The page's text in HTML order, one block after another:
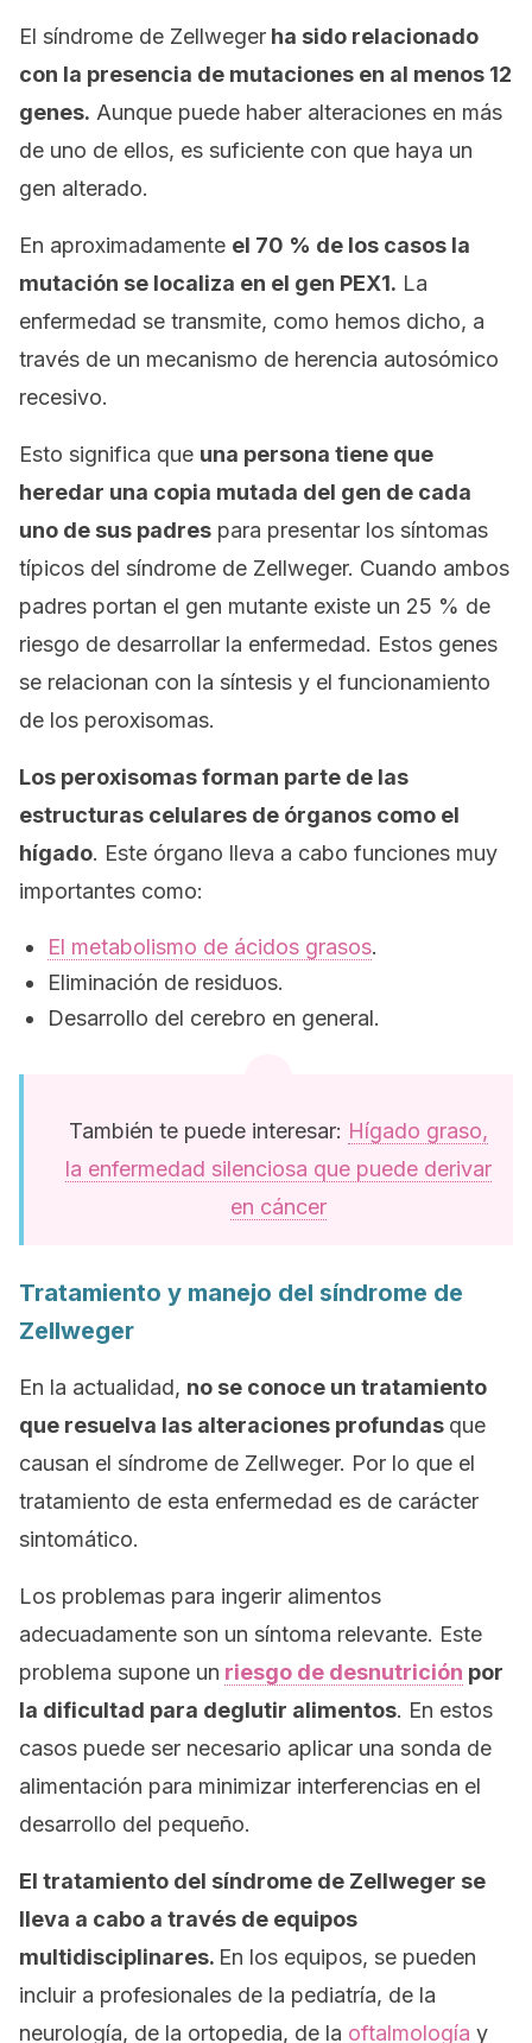
El síndrome de Zellweger ha sido relacionado
con la presencia de mutaciones en al menos 12
genes. Aunque puede haber alteraciones en más
de uno de ellos, es suficiente con que haya un
gen alterado.
En aproximadamente el 70 % de los casos la
mutación se localiza en el gen PEX1. La
enfermedad se transmite, como hemos dicho, a
través de un mecanismo de herencia autosómico
recesivo.
Esto significa que una persona tiene que
heredar una copia mutada del gen de cada
uno de sus padres para presentar los síntomas
típicos del síndrome de Zellweger. Cuando ambos
padres portan el gen mutante existe un 25 % de
riesgo de desarrollar la enfermedad. Estos genes
se relacionan con la síntesis y el funcionamiento
de los peroxisomas.
Los peroxisomas forman parte de las
estructuras celulares de órganos como el
hígado. Este órgano lleva a cabo funciones muy
importantes como:
El metabolismo de ácidos grasos.
Eliminación de residuos.
Desarrollo del cerebro en general.
También te puede interesar: Hígado graso,
la enfermedad silenciosa que puede derivar
en cáncer
Tratamiento y manejo del síndrome de
Zellweger
En la actualidad, no se conoce un tratamiento
que resuelva las alteraciones profundas que
causan el síndrome de Zellweger. Por lo que el
tratamiento de esta enfermedad es de carácter
sintomático.
Los problemas para ingerir alimentos
adecuadamente son un síntoma relevante. Este
problema supone un riesgo de desnutrición por
la dificultad para deglutir alimentos. En estos
casos puede ser necesario aplicar una sonda de
alimentación para minimizar interferencias en el
desarrollo del pequeño.
El tratamiento del síndrome de Zellweger se
lleva a cabo a través de equipos
multidisciplinares. En los equipos, se pueden
incluir a profesionales de la pediatría, de la
neurología, de la ortopedia, de la oftalmología y